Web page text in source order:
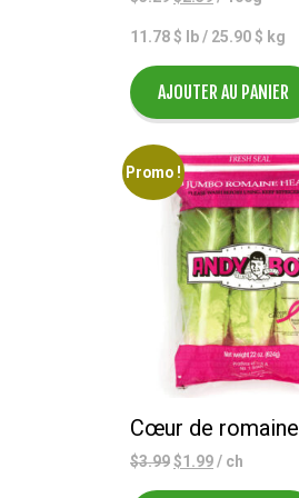
initial
était :
$3.29.
actuel
est :
$2.59.
11.78 $ lb / 25.90 $ kg
AJOUTER AU PANIER
Promo !
Cœur de romaine
$3.99Le
$1.99Le
/ ch